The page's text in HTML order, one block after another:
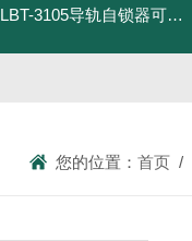
LBT-3105导轨自锁器可靠性锁止性能试验机
您的位置：首页 /